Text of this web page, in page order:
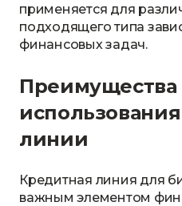
применяется для
подходящего типа
финансовых задач.
Преимущества
линии
Кредитная линия для
важным элементом